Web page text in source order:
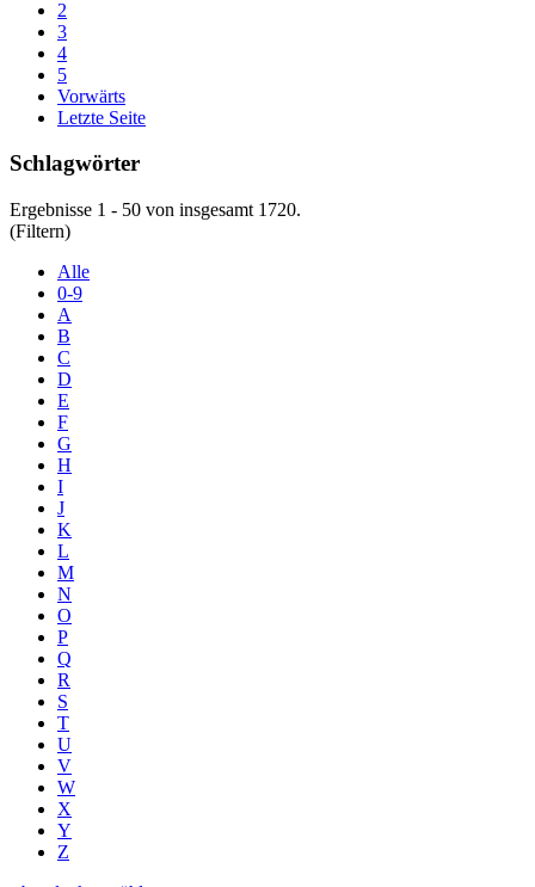
2
3
4
5
Vorwärts
Letzte Seite
Schlagwörter
Ergebnisse 1 - 50 von insgesamt 1720.
(Filtern)
Alle
0-9
A
B
C
D
E
F
G
H
I
J
K
L
M
N
O
P
Q
R
S
T
U
V
W
X
Y
Z